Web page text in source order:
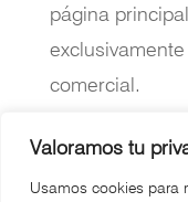
Valoramos tu
Usamos cookies para
página
comercial.
enlaces
Los Espacios